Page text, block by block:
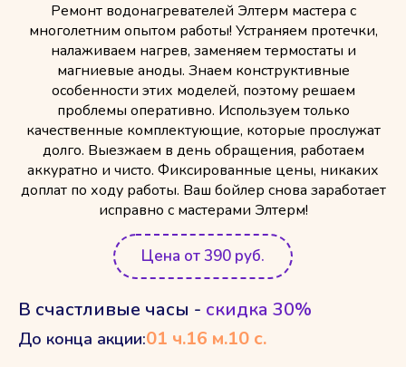
Ремонт водонагревателей Элтерм мастера с
многолетним опытом работы! Устраняем протечки,
налаживаем нагрев, заменяем термостаты и
магниевые аноды. Знаем конструктивные
особенности этих моделей, поэтому решаем
проблемы оперативно. Используем только
качественные комплектующие, которые прослужат
долго. Выезжаем в день обращения, работаем
аккуратно и чисто. Фиксированные цены, никаких
доплат по ходу работы. Ваш бойлер снова заработает
исправно с мастерами Элтерм!
Цена от 390 руб.
В счастливые часы - скидка 30%
До конца акции:01 ч.16 м.9с.